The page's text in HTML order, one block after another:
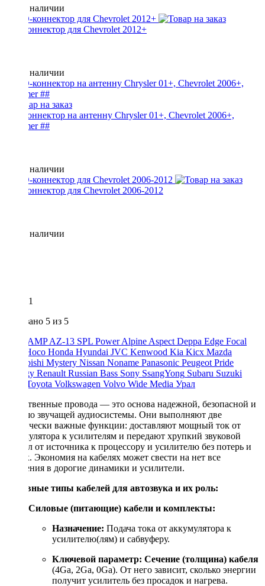
Нет в наличии
ISO-коннектор для Chevrolet 2012+
Нет в наличии
ISO-коннектор на антенну Chrysler 01+, Chevrolet 2006+,
Hummer ##
Нет в наличии
ISO-коннектор для Chevrolet 2006-2012
Нет в наличии
1
Показано 5 из 5
AMP AZ-13 SPL Power Alpine Aspect Deppa Edge Focal
Hoco Honda Hyundai JVC Kenwood Kia Kicx Mazda
Mitsubishi Mystery Nissan Noname Panasonic Peugeot Pride
Prology Renault Russian Bass Sony SsangYong Subaru Suzuki
Toyota Volkswagen Volvo Wide Media Урал
Качественные провода — это основа надежной, безопасной и
хорошо звучащей аудиосистемы. Они выполняют две
критически важные функции: доставляют мощный ток от
аккумулятора к усилителям и передают хрупкий звуковой
сигнал от источника к процессору и усилителю без потерь и
помех. Экономия на кабелях может свести на нет все
вложения в дорогие динамики и усилители.
Основные типы кабелей для автозвука и их роль:
Силовые (питающие) кабели и комплекты:
Назначение: Подача тока от аккумулятора к
усилителю(лям) и сабвуферу.
Ключевой параметр: Сечение (толщина) кабеля
(4Ga, 2Ga, 0Ga). От него зависит, сколько энергии
получит усилитель без просадок и нагрева.